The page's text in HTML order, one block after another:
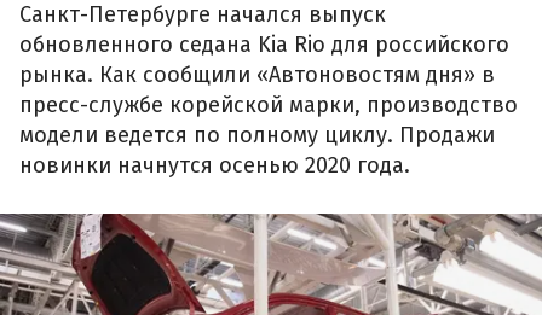
Санкт-Петербурге начался выпуск
обновленного седана Kia Rio для российского
рынка. Как сообщили «Автоновостям дня» в
пресс-службе корейской марки, производство
модели ведется по полному циклу. Продажи
новинки начнутся осенью 2020 года.